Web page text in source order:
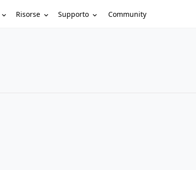
Risorse Supporto Community